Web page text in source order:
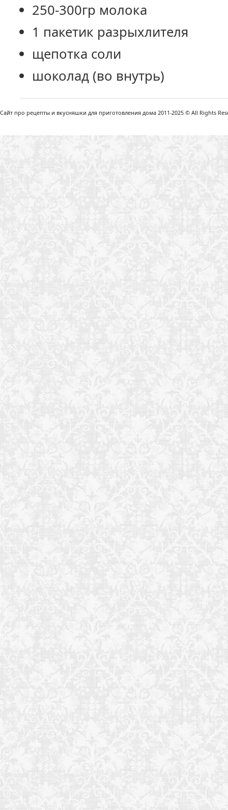
250-300гр молока
1 пакетик разрыхлителя
щепотка соли
шоколад (во внутрь)
Сайт про рецепты и вкусняшки для приготовления дома 2011-2025 © All Rights